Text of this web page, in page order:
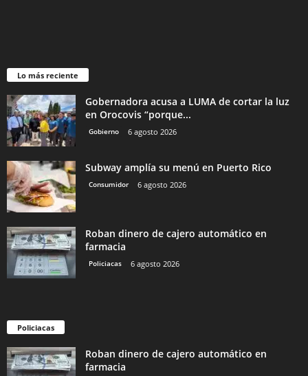
Lo más reciente
Gobernadora acusa a LUMA de cortar la luz
en Orocovis “porque...
Gobierno 6 agosto 2026
Subway amplía su menú en Puerto Rico
Consumidor 6 agosto 2026
Roban dinero de cajero automático en
farmacia
Policiacas 6 agosto 2026
Policiacas
Roban dinero de cajero automático en
farmacia